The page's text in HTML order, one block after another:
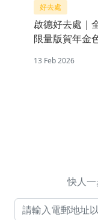
好去處
啟德好去處｜
限量版賀年金
13 Feb 2026
快人一